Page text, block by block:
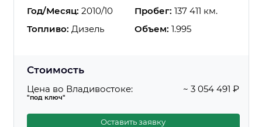
Год/Месяц: 2010/10 Пробег: 137 411 км.
Топливо: Дизель Объем: 1.995
Стоимость
Цена во Владивостоке:
"под ключ"
~ 3 054 491 ₽
Оставить заявку